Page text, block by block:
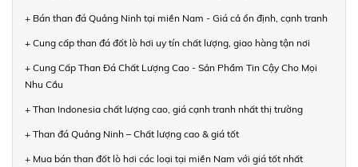
+ Bán than đá Quảng Ninh tại miền Nam - Giá cả ổn định, cạnh tranh
+ Cung cấp than đá đốt lò hơi uy tín chất lượng, giao hàng tận nơi
+ Cung Cấp Than Đá Chất Lượng Cao - Sản Phẩm Tin Cậy Cho Mọi
Nhu Cầu
+ Than Indonesia chất lượng cao, giá cạnh tranh nhất thị trường
+ Than đá Quảng Ninh – Chất lượng cao & giá tốt
+ Mua bán than đốt lò hơi các loại tại miền Nam với giá tốt nhất